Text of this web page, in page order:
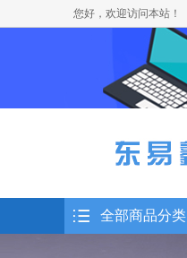
您好，欢迎访问本站！
全部商品分类